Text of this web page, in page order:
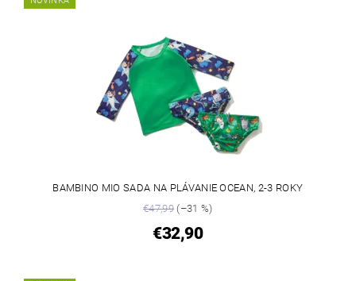
BAMBINO MIO SADA NA PLÁVANIE OCEAN, 2-3 ROKY
€47,99(–31 %)
€32,90